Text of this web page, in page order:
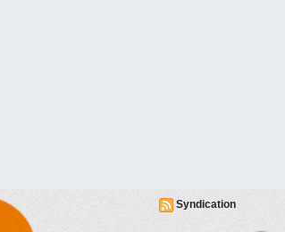
Syndication